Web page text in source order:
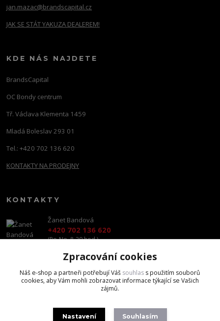
jan.mazac@brandscapital.cz
JAK SE STÁT YAKUZA DEALEREM!
KDE NÁS NAJDETE
BrandsCapital
OC Bondy centrum
Tř. Václava Klementa 1459
Mladá Boleslav 293 01
Tel.: +420 702 136 620
KONTAKTY NA PRODEJNY
KONTAKTY
Žanet Bandová
+420 702 136 620
(Po-Ne, 8-20 hod.)
shop@brandscapital.cz
Zpracování cookies
Náš e-shop a partneři potřebují Váš souhlas s použitím souborů
cookies, aby Vám mohli zobrazovat informace týkající se Vašich
zájmů.
Nastavení Souhlasím